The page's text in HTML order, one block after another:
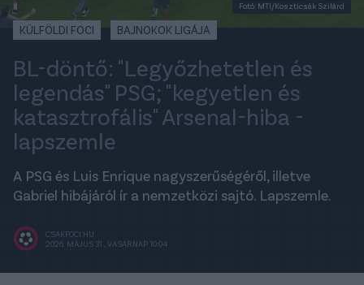
Fotó: MTI/Koszticsák Szilárd
KÜLFÖLDI FOCI BAJNOKOK LIGÁJA
BL-döntő: "Legyőzhetetlen és
legendás" PSG; "kegyetlen és
katasztrofális" Arsenal-hiba -
lapszemle
A PSG és Luis Enrique nagyszerűségéről, illetve
Gabriel hibájáról ír a nemzetközi sajtó. Lapszemle.
CSAKFOCI.HU
2026. MÁJUS 31., VASÁRNAP 10:04